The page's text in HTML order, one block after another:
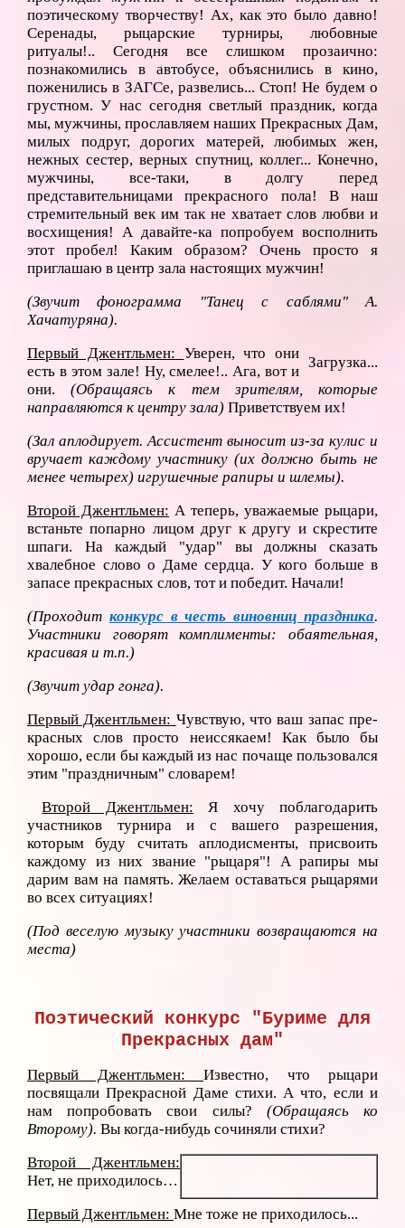
поэтическому творчеству! Ах, как это было давно!
Серенады, рыцарские турниры, любовные
ритуалы!.. Сегодня все слишком прозаично:
познакомились в автобусе, объяснились в кино,
поженились в ЗАГСе, развелись... Стоп! Не будем о
грустном. У нас сегодня светлый праздник, когда
мы, мужчины, прославляем наших Прекрасных Дам,
милых подруг, дорогих матерей, любимых жен,
нежных сестер, верных спутниц, коллег... Конечно,
мужчины, все-таки, в долгу перед
представительницами прекрасного пола! В наш
стремительный век им так не хватает слов любви и
восхищения! А давайте-ка попробуем восполнить
этот пробел! Каким образом? Очень просто я
приглашаю в центр зала настоящих мужчин!
(Звучит фонограмма "Танец с саблями" А.
Хачатуряна).
Загрузка...
Первый Джентльмен: Уверен, что они
есть в этом зале! Ну, смелее!.. Ага, вот и
они.(Обращаясь к тем зрителям, которые
направляются к центру зала) Приветствуем их!
(Зал аплодирует. Ассистент выносит из-за кулис и
вручает каждому участнику (их должно быть не
менее четырех) игрушечные рапиры и шлемы).
Второй Джентльмен: А теперь, уважаемые рыцари,
встаньте попарно лицом друг к другу и скрестите
шпаги. На каждый "удар" вы должны сказать
хвалебное слово о Даме сердца. У кого больше в
запасе прекрасных слов, тот и победит. Начали!
(Проходит конкурс в честь виновниц праздника.
Участники говорят комплименты: обаятельная,
красивая и т.п.)
(Звучит удар гонга).
Первый Джентльмен: Чувствую, что ваш запас пре­
красных слов просто неиссякаем! Как было бы
хорошо, если бы каждый из нас почаще пользовался
этим "праздничным" словарем!
Второй Джентльмен: Я хочу поблагодарить
участников турнира и с вашего разрешения,
которым буду считать аплодисменты, присвоить
каждому из них звание "рыцаря"! А рапиры мы
дарим вам на память. Желаем оставаться рыцарями
во всех ситуациях!
(Под веселую музыку участники возвращаются на
места)
Поэтический конкурс "Буриме для
Прекрасных дам"
Первый Джентльмен: Известно, что рыцари
посвящали Прекрасной Даме стихи. А что, если и
нам попробовать свои силы? (Обращаясь ко
Второму). Вы когда-нибудь сочиняли стихи?
Второй Джентльмен:
Нет, не приходилось…
Первый Джентльмен: Мне тоже не приходилось...